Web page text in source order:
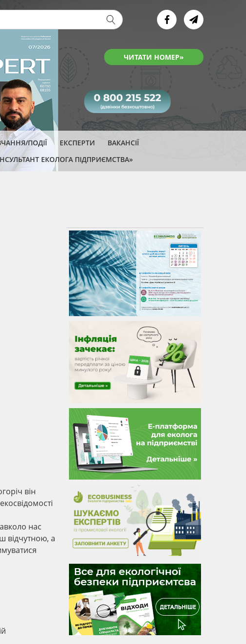
ЧИТАТИ НОМЕР»
форма
ПОДІЇ ЕКСПЕРТИ
ВАКАНСІЇ
ЕКОЛОГА ПІДПРИЄМСТВА»
він
нас
відчутною, а